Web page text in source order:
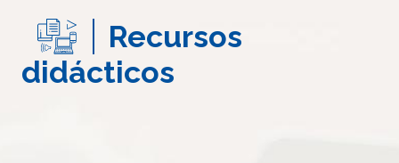
Recursos
didácticos